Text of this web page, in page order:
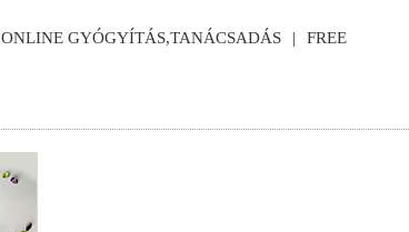
ONLINE GYÓGYÍTÁS,TANÁCSADÁS FREE